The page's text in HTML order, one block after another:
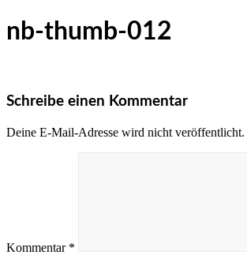
nb-thumb-012
Schreibe einen Kommentar
Deine E-Mail-Adresse wird nicht veröffentlicht.
Kommentar *